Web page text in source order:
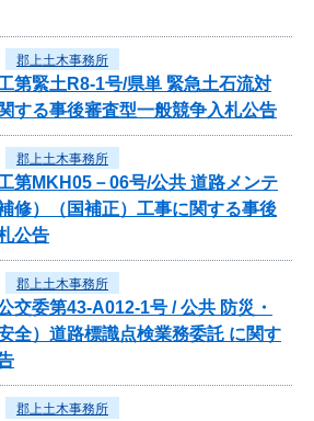
郡上土木事務所
第緊土R8-1号/県単 緊急土石流対
する事後審査型一般競争入札公告
郡上土木事務所
第MKH05－06号/公共 道路メンテ
修）（国補正）工事に関する事後
公告
郡上土木事務所
交委第43-A012-1号 / 公共 防災・
全）道路標識点検業務委託 に関す
郡上土木事務所